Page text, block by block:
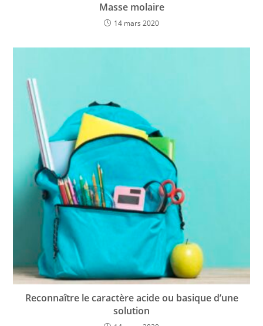
Masse molaire
14 mars 2020
Reconnaître le caractère acide ou basique d’une
solution